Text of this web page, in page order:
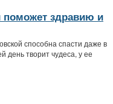
поможет здравию и
способна спасти даже в
день творит чудеса, у ее